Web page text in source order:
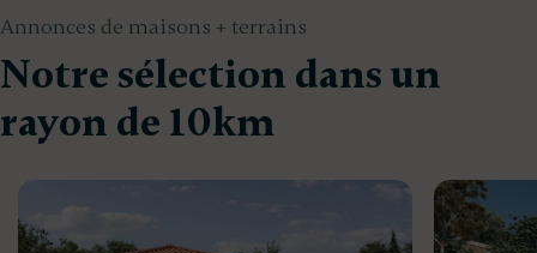
Annonces de maisons + terrains
Notre sélection dans un
rayon de 10km